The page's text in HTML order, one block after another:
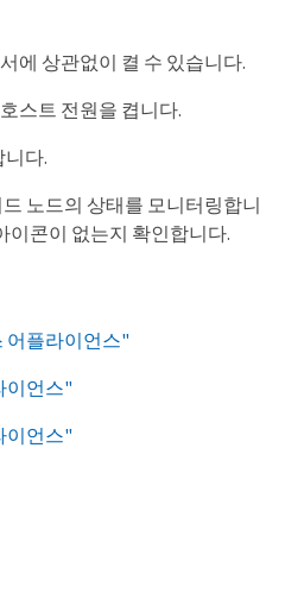
에 상관없이 켤 수 있습니다.
스트 전원을 켭니다.
니다.
노드의 상태를 모니터링합니
이콘이 없는지 확인합니다.
어플라이언스"
이언스"
이언스"